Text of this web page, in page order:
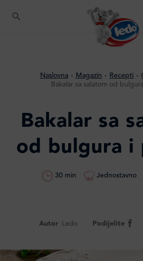
Naslovna Magazin Recepti
Bakalar sa salatom od
Bakalar sa
od bulgura i
30 min Jednostavno
Autor Ledo Podijelite